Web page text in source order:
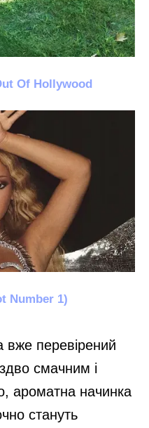
вже перевірений
смачним і
ароматна начинка
стануть